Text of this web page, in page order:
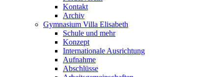
Kontakt
Archiv
Gymnasium Villa Elisabeth
Schule und mehr
Konzept
Internationale Ausrichtung
Aufnahme
Abschlüsse